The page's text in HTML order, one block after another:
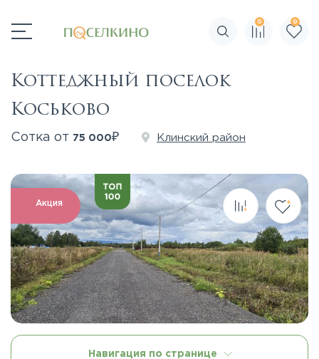
Поиск по сайту
0 0
Коттеджный поселок
Коськово
Сотка от 75 000₽ Клинский район
Акция
Навигация по странице